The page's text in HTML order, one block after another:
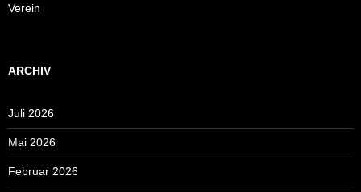
Verein
ARCHIV
Juli 2026
Mai 2026
Februar 2026